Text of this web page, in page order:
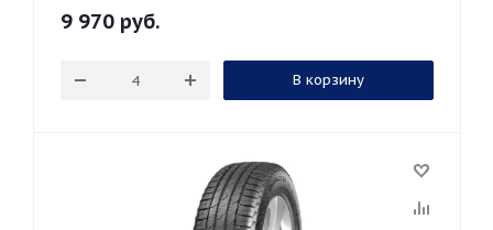
9 970 руб.
В корзину